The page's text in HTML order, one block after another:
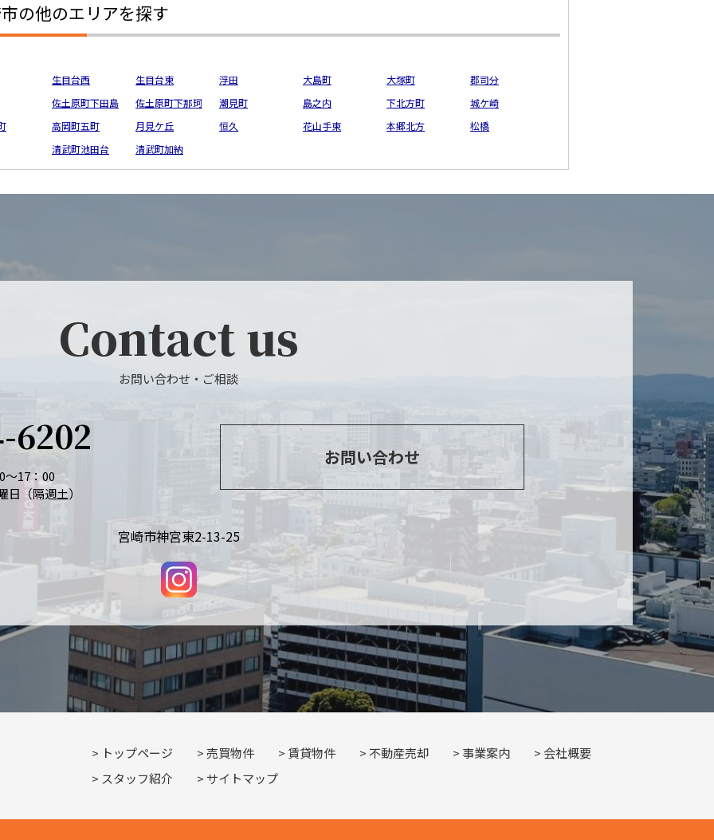
の他のエリアを探す
生目台西 生目台東 浮田 大島町 大塚町
郡司分
佐土原町下田島
佐土原町下那珂 潮見町 島之内 下北方町
城ケ崎
高岡町五町 月見ケ丘 恒久 花山手東 本郷北方
松橋
清武町池田台
清武町加納
Contact us
お問い合わせ・ご相談
6202
～17：00
（隔週土）
お問い合わせ
宮崎市神宮東2-13-25
トップページ 売買物件 賃貸物件 不動産売却 事業案内
会社概要
スタッフ紹介
サイトマップ